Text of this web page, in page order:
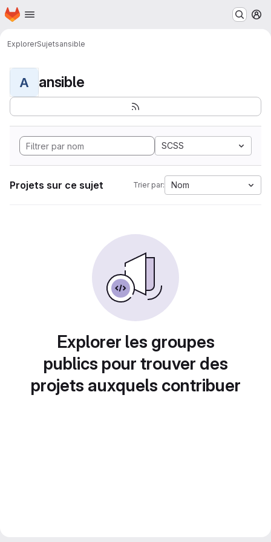
Passer au contenu principal
Page d'accueil
ExplorerSujetsansible
A ansible
SCSS
Projets sur ce sujet Trier par: Nom
Explorer les groupes
publics pour trouver des
projets auxquels contribuer